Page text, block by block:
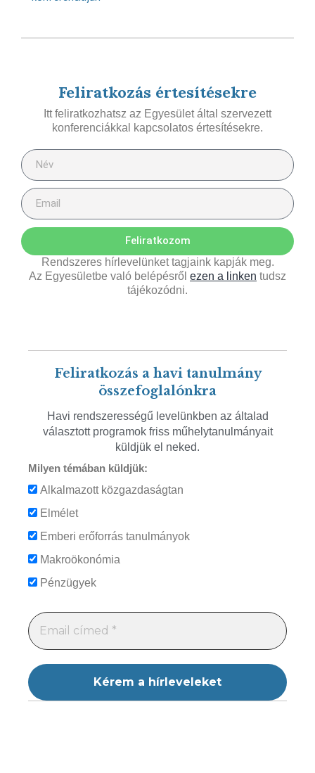
Feliratkozás értesítésekre
Itt feliratkozhatsz az Egyesület által szervezett
konferenciákkal kapcsolatos értesítésekre.
Feliratkozom
Rendszeres hírlevelünket tagjaink kapják meg.
Az Egyesületbe való belépésről ezen a linken tudsz
tájékozódni.
Feliratkozás a havi tanulmány
összefoglalónkra
Havi rendszerességű levelünkben az általad
választott programok friss műhelytanulmányait
küldjük el neked.
Milyen témában küldjük:
Alkalmazott közgazdaságtan
Elmélet
Emberi erőforrás tanulmányok
Makroökonómia
Pénzügyek